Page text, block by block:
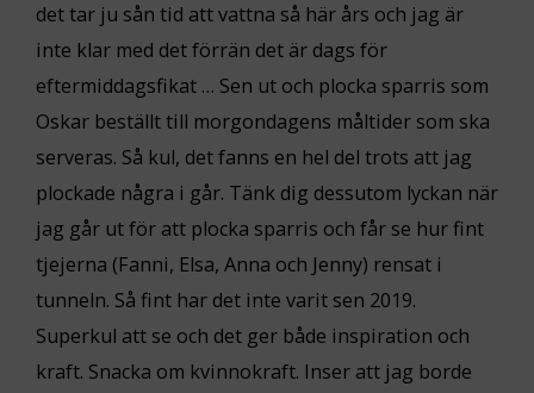
det tar ju sån tid att vattna så här års och jag är
inte klar med det förrän det är dags för
eftermiddagsfikat … Sen ut och plocka sparris som
Oskar beställt till morgondagens måltider som ska
serveras. Så kul, det fanns en hel del trots att jag
plockade några i går. Tänk dig dessutom lyckan när
jag går ut för att plocka sparris och får se hur fint
tjejerna (Fanni, Elsa, Anna och Jenny) rensat i
tunneln. Så fint har det inte varit sen 2019.
Superkul att se och det ger både inspiration och
kraft. Snacka om kvinnokraft. Inser att jag borde